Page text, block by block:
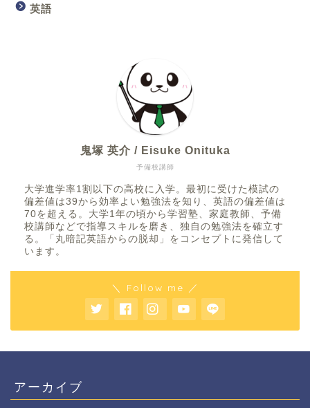
英語
予備校講師
鬼塚 英介 / Eisuke Onituka
大学進学率1割以下の高校に入学。最初に受けた模試の
偏差値は39から効率よい勉強法を知り、英語の偏差値は
70を超える。大学1年の頃から学習塾、家庭教師、予備
校講師などで指導スキルを磨き、独自の勉強法を確立す
る。「丸暗記英語からの脱却」をコンセプトに発信して
います。
＼ Follow me ／
アーカイブ